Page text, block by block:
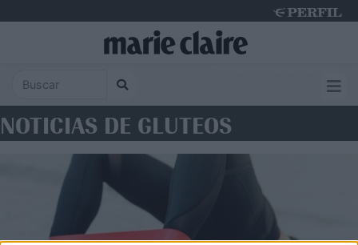
NOTICIAS DE GLUTEOS